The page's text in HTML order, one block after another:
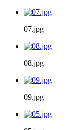
07.jpg
08.jpg
09.jpg